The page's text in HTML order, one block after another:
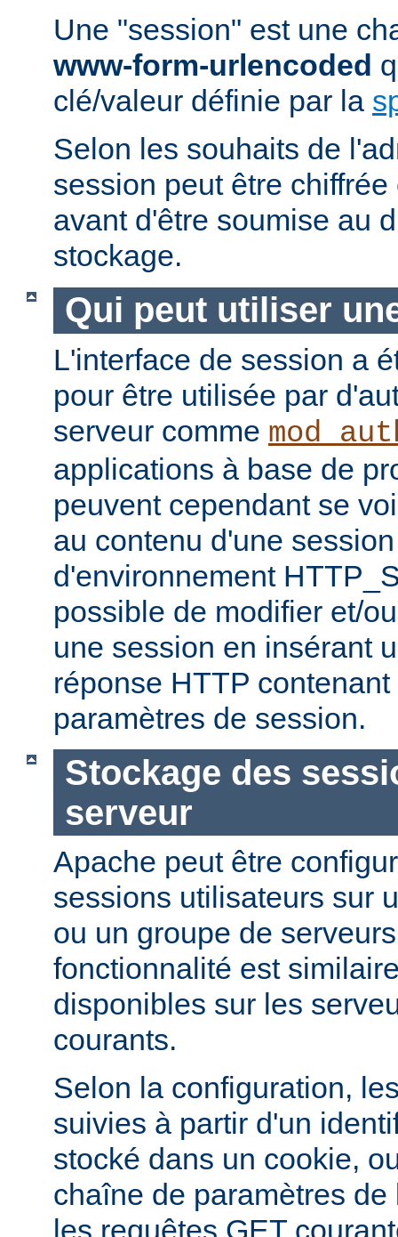
Une "session" est une
www-form-urlencoded
clé/valeur définie par la
Selon les souhaits de
session peut être
avant d'être soumise au
stockage.
Qui peut utiliser
L'interface de session a
pour être utilisée par
serveur comme
applications à base de
peuvent cependant se
au contenu d'une
d'environnement
possible de modifier et/
une session en insérant
réponse HTTP
paramètres de session.
Stockage des
serveur
Apache peut être
sessions utilisateurs sur
ou un groupe de
fonctionnalité est
disponibles sur les
courants.
Selon la configuration,
suivies à partir d'un
stocké dans un cookie,
chaîne de paramètres
les requêtes GET